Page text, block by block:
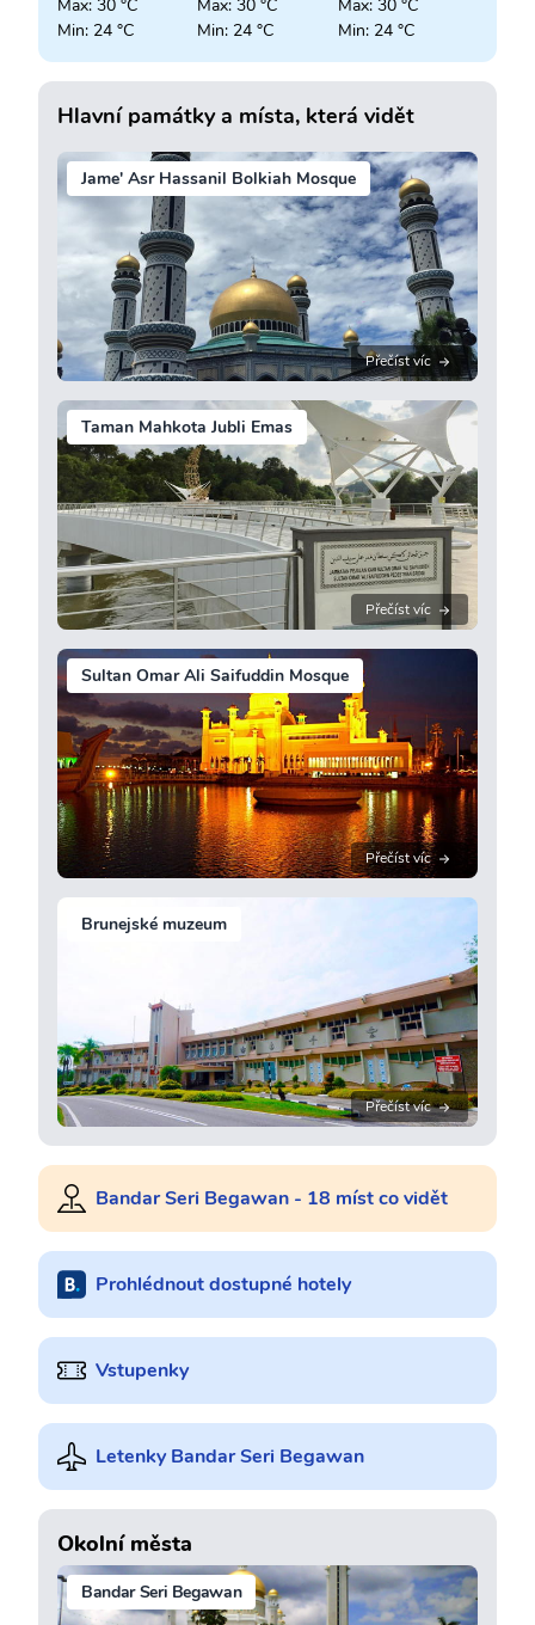
Max: 30 °C
Min: 24 °C
Max: 30 °C
Min: 24 °C
Max: 30 °C
Min: 24 °C
Hlavní památky a místa, která vidět
Jame' Asr Hassanil Bolkiah Mosque
Přečíst víc
Taman Mahkota Jubli Emas
Přečíst víc
Sultan Omar Ali Saifuddin Mosque
Přečíst víc
Brunejské muzeum
Přečíst víc
Bandar Seri Begawan - 18 míst co vidět
Prohlédnout dostupné hotely
Vstupenky
Letenky Bandar Seri Begawan
Okolní města
Bandar Seri Begawan